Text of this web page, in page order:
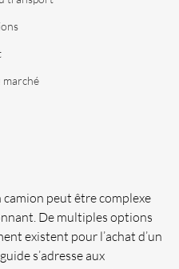
marché
camion peut être complexe
De multiples options
existent pour l’achat d’un
s’adresse aux